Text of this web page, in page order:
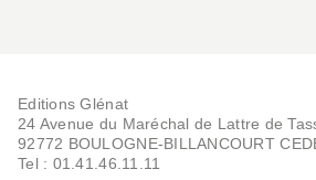
Editions Glénat
24 Avenue du Maréchal de Lattre de
92772 BOULOGNE-BILLANCOURT
Tel : 01.41.46.11.11